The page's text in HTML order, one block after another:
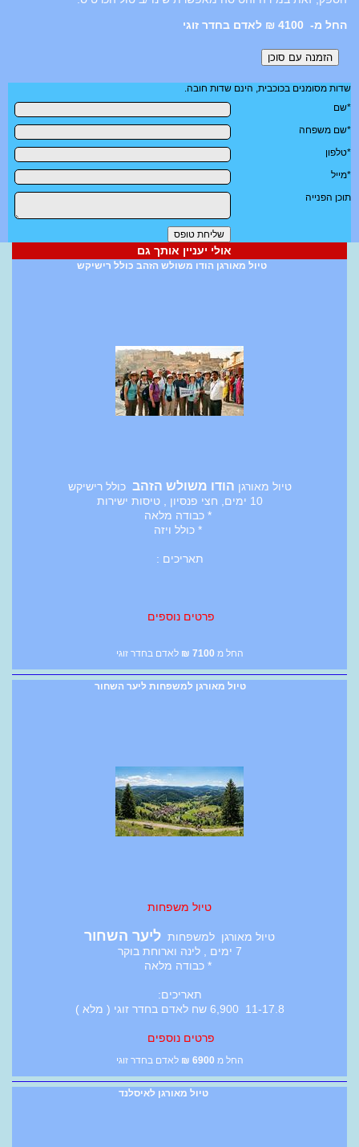
4100 ₪ לאדם בחדר זוגי
שדות מסומנים בכוכבית, הינם שדות חובה.
*שם
*שם משפחה
*טלפון
*מייל
תוכן הפנייה
אולי יעניין אותך גם
טיול מאורגן הודו משולש הזהב כולל רישיקש
טיול מאורגן הודו משולש הזהב כולל רישיקש
10 ימים, חצי פנסיון , טיסות ישירות
* כבודה מלאה
* כולל ויזה
תאריכים :
פרטים נוספים
החל מ 7100
₪ לאדם בחדר זוגי
טיול מאורגן למשפחות ליער השחור
טיול משפחות
טיול מאורגן למשפחות ליער השחור
7 ימים , לינה וארוחת בוקר
* כבודה מלאה
תאריכים:
11-17.8 6,900 שח לאדם בחדר זוגי ( מלא )
פרטים נוספים
החל מ 6900
₪ לאדם בחדר זוגי
טיול מאורגן לאיסלנד